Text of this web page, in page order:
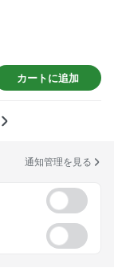
カートに追加
通知管理を見る